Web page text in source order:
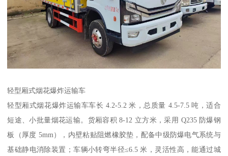
轻型厢式烟花爆炸运输车​
轻型厢式烟花爆炸运输车车长 4.2-5.2 米，总质量 4.5-7.5 吨，适合
短途、小批量烟花运输。货厢容积 8-12 立方米，采用 Q235 防爆钢
板（厚度 5mm），内壁粘贴阻燃橡胶垫，配备中级防爆电气系统与
基础静电消除装置；车辆小转弯半径≤6.5 米，灵活性高，能通过城